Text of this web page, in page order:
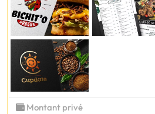
Montant privé